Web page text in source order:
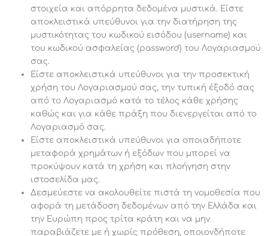
στοιχεία και απόρρητα δεδομένα μυστικά. Είστε
αποκλειστικά υπεύθυνοι για την διατήρηση της
μυστικότητας του κωδικού εισόδου (username) και
του κωδικού ασφαλείας (password) του Λογαριασμού
σας.
Είστε αποκλειστικά υπεύθυνοι για την προσεκτική
χρήση του Λογαριασμού σας, την τυπική έξοδό σας
από το Λογαριασμό κατά το τέλος κάθε χρήσης
καθώς και για κάθε πράξη που διενεργείται από το
Λογαριασμό σας.
Είστε αποκλειστικά υπεύθυνοι για οποιαδήποτε
μεταφορά χρημάτων ή εξόδων που μπορεί να
προκύψουν κατά τη χρήση και πλοήγηση στην
ιστοσελίδα μας.
Δεσμεύεστε να ακολουθείτε πιστά τη νομοθεσία που
αφορά τη μετάδοση δεδομένων από την Ελλάδα και
την Ευρώπη προς τρίτα κράτη και να μην
παραβιάζετε με ή χωρίς πρόθεση, οποιονδήποτε